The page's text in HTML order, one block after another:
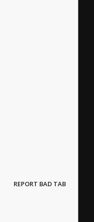
REPORT BAD TAB